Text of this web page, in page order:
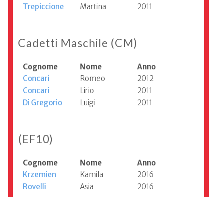
Trepiccione
Martina 2011
Cadetti Maschile (CM)
Cognome Nome
Anno
Concari
Romeo
2012
Concari
Lirio
2011
Di Gregorio
Luigi 2011
(EF10)
Cognome Nome
Anno
Krzemien
Kamila
2016
Rovelli
Asia 2016